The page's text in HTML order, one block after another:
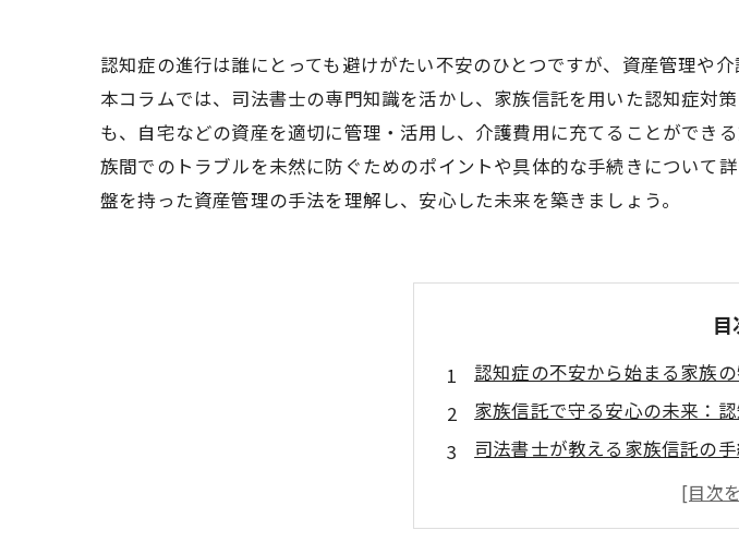
認知症の進行は誰にとっても避けがたい不安のひとつですが、資産管理や
本コラムでは、司法書士の専門知識を活かし、家族信託を用いた認知症対
も、自宅などの資産を適切に管理・活用し、介護費用に充てることができ
族間でのトラブルを未然に防ぐためのポイントや具体的な手続きについて
盤を持った資産管理の手法を理解し、安心した未来を築きましょう。
目
認知症の不安から始まる家族
家族信託で守る安心の未来：
司法書士が教える家族信託の
安心して暮らすために今でき
この記事を監修した人